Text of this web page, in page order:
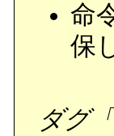
命
保
ダグ